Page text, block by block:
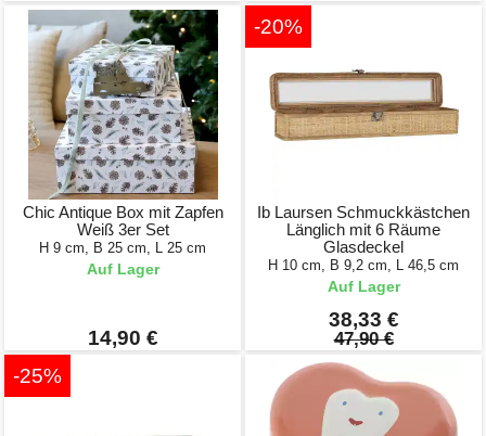
Chic Antique Box mit Zapfen
Weiß 3er Set
H 9 cm, B 25 cm, L 25 cm
Auf Lager
14,90 €
-20%
Ib Laursen Schmuckkästchen
Länglich mit 6 Räume
Glasdeckel
H 10 cm, B 9,2 cm, L 46,5 cm
Auf Lager
38,33 €
47,90 €
-25%